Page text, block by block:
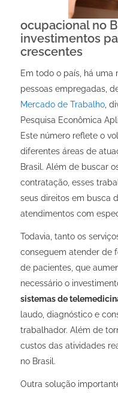
ocupacional no
investimentos
crescentes
Em todo o país, há uma
pessoas empregadas,
Mercado de Trabalho,
Pesquisa Econômica
Este número reflete o
diferentes áreas de
Brasil. Além de buscar
contratação, esses
seus direitos em busca
atendimentos com
Todavia, tanto os
conseguem atender de
de pacientes, que
necessário o
sistemas de
laudo, diagnóstico e
trabalhador. Além de
custos das atividades
no Brasil.
Outra solução